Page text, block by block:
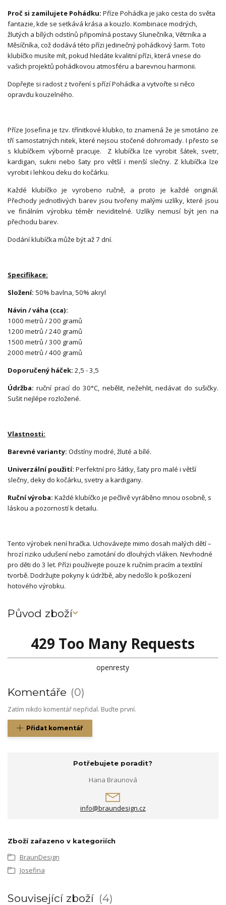
Proč si zamilujete Pohádku: Příze Pohádka je jako cesta do světa
fantazie, kde se setkává krása a kouzlo. Kombinace modrých,
žlutých a bílých odstínů připomíná postavy Slunečníka, Větrníka a
Měsíčníka, což dodává této přízi jedinečný pohádkový šarm. Toto
klubíčko musíte mít, pokud hledáte kvalitní přízi, která vnese do
vašich projektů pohádkovou atmosféru a barevnou harmonii.
Dopřejte si radost z tvoření s přízí Pohádka a vytvořte si něco
opravdu kouzelného.
Příze Josefina je tzv. třínitkové klubko, to znamená že je smotáno ze
tří samostatných nitek, které nejsou stočené dohromady. I přesto se
s klubíčkem výborně pracuje. Z klubíčka lze vyrobit šátek, svetr,
kardigan, sukni nebo šaty pro větší i menší slečny. Z klubíčka lze
vyrobit i lehkou deku do kočárku.
Každé klubíčko je vyrobeno ručně, a proto je každé originál.
Přechody jednotlivých barev jsou tvořeny malými uzlíky, které jsou
ve finálním výrobku téměr neviditelné. Uzlíky nemusí být jen na
přechodu barev.
Dodání klubíčka může být až 7 dní.
Specifikace:
Složení: 50% bavlna, 50% akryl
Návin / váha (cca):
1000 metrů / 200 gramů
1200 metrů / 240 gramů
1500 metrů / 300 gramů
2000 metrů / 400 gramů
Doporučený háček: 2,5 - 3,5
Údržba: ruční prací do 30°C, nebělit, nežehlit, nedávat do sušičky.
Sušit nejlépe rozložené.
Vlastnosti:
Barevné varianty: Odstíny modré, žluté a bílé.
Univerzální použití: Perfektní pro šátky, šaty pro malé i větší
slečny, deky do kočárku, svetry a kardigany.
Ruční výroba: Každé klubíčko je pečlivě vyráběno mnou osobně, s
láskou a pozorností k detailu.
Tento výrobek není hračka. Uchovávejte mimo dosah malých dětí –
hrozí riziko udušení nebo zamotání do dlouhých vláken. Nevhodné
pro děti do 3 let. Přízi používejte pouze k ručním pracím a textilní
tvorbě. Dodržujte pokyny k údržbě, aby nedošlo k poškození
hotového výrobku.
Původ zboží
429 Too Many Requests
openresty
Komentáře 0
Zatím nikdo komentář nepřidal. Buďte první.
Přidat komentář
Potřebujete poradit?
Hana Braunová
info@braundesign.cz
Zboží zařazeno v kategoriích
BraunDesign
Josefina
Související zboží 4